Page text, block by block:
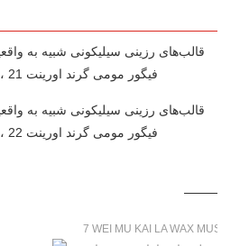
7 WEI MU KAI LA WAX